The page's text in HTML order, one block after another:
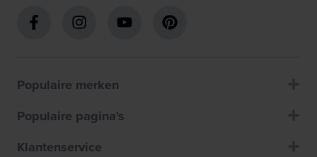
Populaire merken
Populaire pagina's
Klantenservice